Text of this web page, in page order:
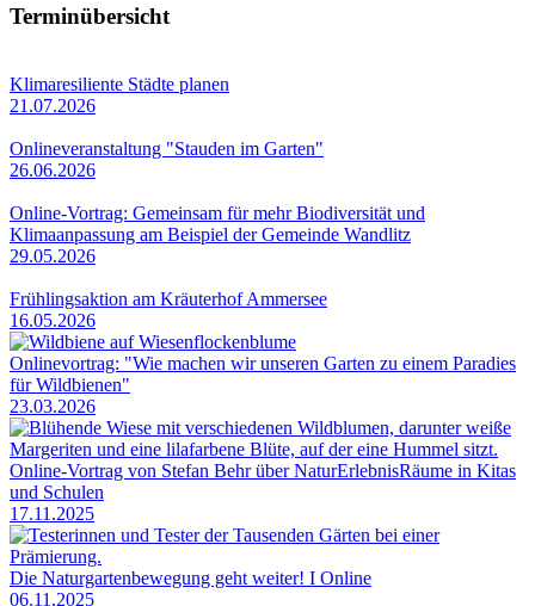
Terminübersicht
Klimaresiliente Städte planen
21.07.2026
Onlineveranstaltung "Stauden im Garten"
26.06.2026
Online-Vortrag: Gemeinsam für mehr Biodiversität und
Klimaanpassung am Beispiel der Gemeinde Wandlitz
29.05.2026
Frühlingsaktion am Kräuterhof Ammersee
16.05.2026
Onlinevortrag: "Wie machen wir unseren Garten zu einem Paradies
für Wildbienen"
23.03.2026
Online-Vortrag von Stefan Behr über NaturErlebnisRäume in Kitas
und Schulen
17.11.2025
Die Naturgartenbewegung geht weiter! I Online
06.11.2025